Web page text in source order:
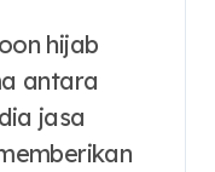
hijab
antara
jasa